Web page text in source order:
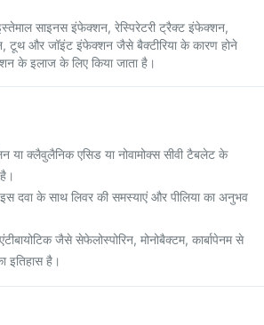
साइनस इंफेक्शन, रेस्पिरेटरी ट्रैक्ट इंफेक्शन,
टूथ और जॉइंट इंफेक्शन जैसे बैक्टीरिया के कारण होने
के इलाज के लिए किया जाता है।
या क्लैवुलैनिक एसिड या नोवामोक्स सीवी टैबलेट के
दवा के साथ लिवर की समस्याएं और पीलिया का अनुभव
जैसे सेफेलोस्पोरिन, मोनोबैक्टम, कार्बापेनम से
इतिहास है।